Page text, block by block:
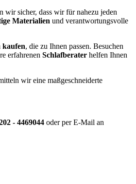
wir sicher, dass wir für nahezu jeden
Materialien und verantwortungsvolle
kaufen, die zu Ihnen passen. Besuchen
erfahrenen Schlafberater helfen Ihnen
wir eine maßgeschneiderte
- 4469044 oder per E-Mail an